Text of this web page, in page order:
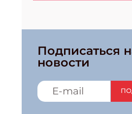
Подписаться
новости